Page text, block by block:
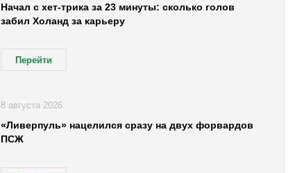
Начал с хет-трика за 23 минуты: сколько голов
забил Холанд за карьеру
Перейти
«Ливерпуль» нацелился сразу на двух форвардов
ПСЖ
8 августа 2026